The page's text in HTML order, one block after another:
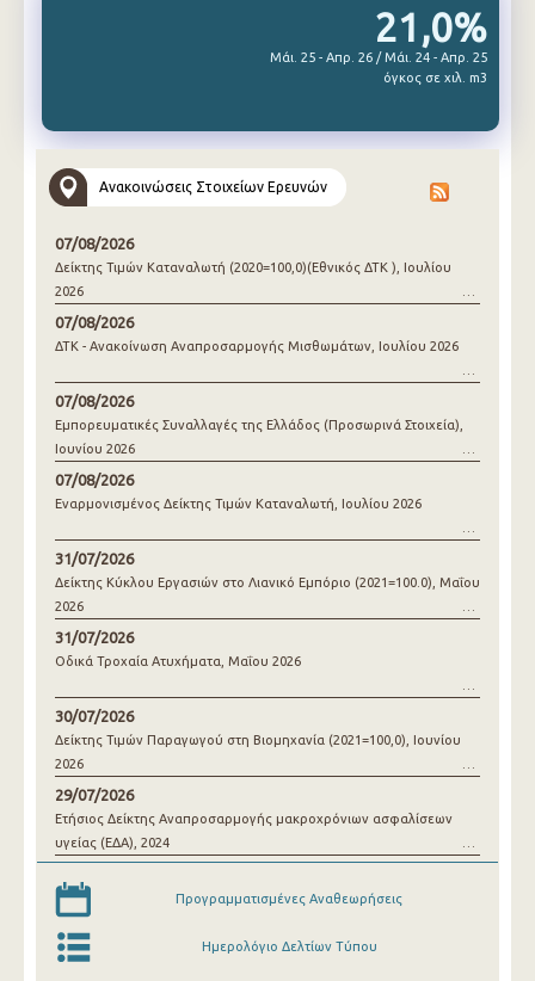
21,0%
Μάι. 25 - Απρ. 26 / Μάι. 24 - Απρ. 25
όγκος σε χιλ. m3
Ανακοινώσεις Στοιχείων Ερευνών
07/08/2026
Δείκτης Τιμών Καταναλωτή (2020=100,0)(Εθνικός ΔΤΚ ), Ιουλίου
2026
07/08/2026
ΔΤΚ - Ανακοίνωση Αναπροσαρμογής Μισθωμάτων, Ιουλίου 2026
07/08/2026
Εμπορευματικές Συναλλαγές της Ελλάδος (Προσωρινά Στοιχεία),
Ιουνίου 2026
07/08/2026
Εναρμονισμένος Δείκτης Τιμών Καταναλωτή, Ιουλίου 2026
31/07/2026
Δείκτης Κύκλου Εργασιών στο Λιανικό Εμπόριο (2021=100.0), Μαΐου
2026
31/07/2026
Οδικά Τροχαία Ατυχήματα, Μαΐου 2026
30/07/2026
Δείκτης Τιμών Παραγωγού στη Βιομηχανία (2021=100,0), Ιουνίου
2026
29/07/2026
Ετήσιος Δείκτης Αναπροσαρμογής μακροχρόνιων ασφαλίσεων
υγείας (ΕΔΑ), 2024
Προγραμματισμένες Αναθεωρήσεις
Ημερολόγιο Δελτίων Τύπου